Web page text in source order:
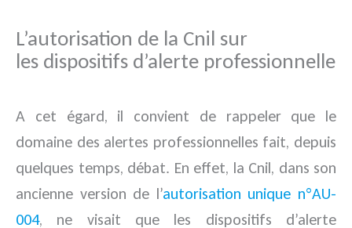
L’autorisation de la Cnil sur
les dispositifs d’alerte professionnelle
A cet égard, il convient de rappeler que le
domaine des alertes professionnelles fait, depuis
quelques temps, débat. En effet, la Cnil, dans son
ancienne version de l’autorisation unique n°AU-
004, ne visait que les dispositifs d’alerte